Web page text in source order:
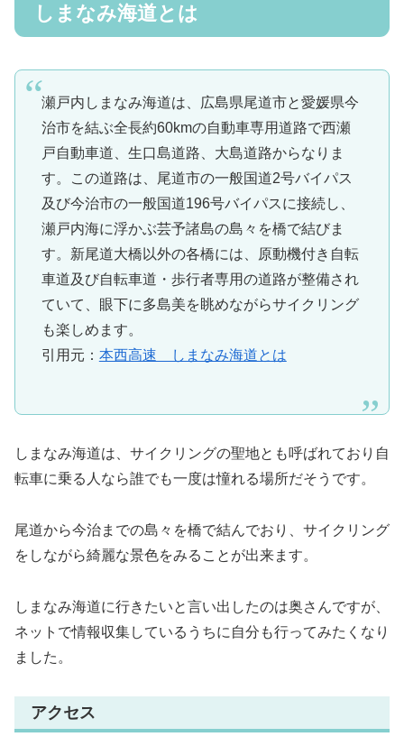
しまなみ海道とは
瀬戸内しまなみ海道は、広島県尾道市と愛媛県今
治市を結ぶ全長約60kmの自動車専用道路で西瀬
戸自動車道、生口島道路、大島道路からなりま
す。この道路は、尾道市の一般国道2号バイパス
及び今治市の一般国道196号バイパスに接続し、
瀬戸内海に浮かぶ芸予諸島の島々を橋で結びま
す。新尾道大橋以外の各橋には、原動機付き自転
車道及び自転車道・歩行者専用の道路が整備され
ていて、眼下に多島美を眺めながらサイクリング
も楽しめます。
引用元： 本西高速 しまなみ海道とは
しまなみ海道は、サイクリングの聖地とも呼ばれており自
転車に乗る人なら誰でも一度は憧れる場所だそうです。
尾道から今治までの島々を橋で結んでおり、サイクリング
をしながら綺麗な景色をみることが出来ます。
しまなみ海道に行きたいと言い出したのは奥さんですが、
ネットで情報収集しているうちに自分も行ってみたくなり
ました。
アクセス